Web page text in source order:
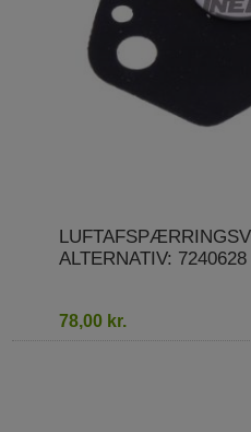
ALTERNATIV:
78,00 kr.